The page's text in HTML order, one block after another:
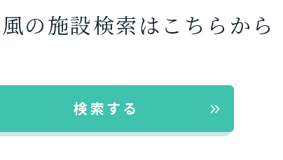
あなた
介護保険サービスは20種類以上
要介護認定を受け、
いずれかの判
ご自宅で生活しながら
老人ホームなどの
、日常生活を送るうえ
介護スタッフにご自
介護施設へ
認知症の診
または物忘れなど
日帰りで
一時的に
要支援１～２
要介護
の施設検索は こちらから
検索する